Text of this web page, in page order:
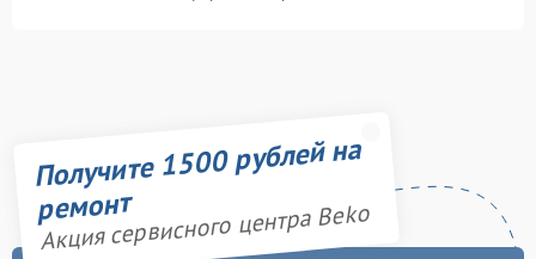
Получите 1500 рублей на
ремонт
Акция сервисного центра Beko